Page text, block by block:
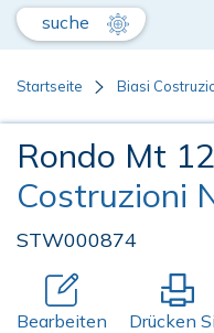
suche
Startseite Biasi
Rondo Mt 12
Costruzioni
STW000874
Bearbeiten Drücken